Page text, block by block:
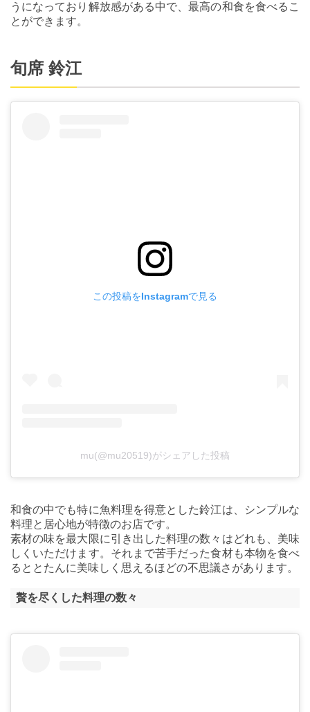
うになっており解放感がある中で、最高の和食を食べるこ
とができます。
旬席 鈴江
この投稿をInstagramで見る
mu(@mu20519)がシェアした投稿
和食の中でも特に魚料理を得意とした鈴江は、シンプルな
料理と居心地が特徴のお店です。
素材の味を最大限に引き出した料理の数々はどれも、美味
しくいただけます。それまで苦手だった食材も本物を食べ
るととたんに美味しく思えるほどの不思議さがあります。
贅を尽くした料理の数々